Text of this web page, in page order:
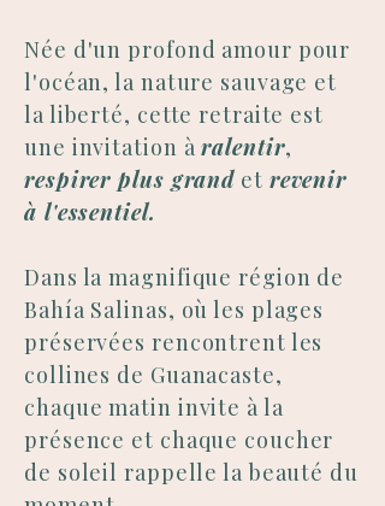
Née d'un profond amour pour
l'océan, la nature sauvage et
la liberté, cette retraite est
une invitation àralentir,
respirer plus grand et revenir
à l'essentiel.
Dans la magnifique région de
Bahía Salinas, où les plages
préservées rencontrent les
collines de Guanacaste,
chaque matin invite à la
présence et chaque coucher
de soleil rappelle la beauté du